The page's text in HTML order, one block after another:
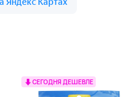
СЕГОДНЯ ДЕШЕВЛЕ